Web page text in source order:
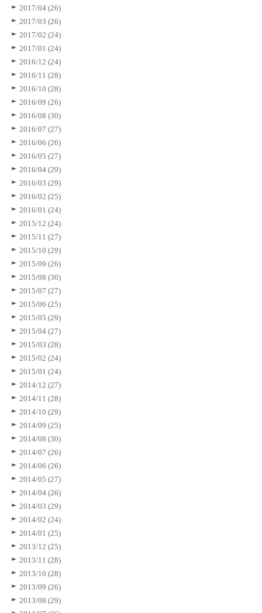
2017/04 (26)
2017/03 (26)
2017/02 (24)
2017/01 (24)
2016/12 (24)
2016/11 (28)
2016/10 (28)
2016/09 (26)
2016/08 (30)
2016/07 (27)
2016/06 (26)
2016/05 (27)
2016/04 (29)
2016/03 (29)
2016/02 (25)
2016/01 (24)
2015/12 (24)
2015/11 (27)
2015/10 (29)
2015/09 (26)
2015/08 (30)
2015/07 (27)
2015/06 (25)
2015/05 (29)
2015/04 (27)
2015/03 (28)
2015/02 (24)
2015/01 (24)
2014/12 (27)
2014/11 (28)
2014/10 (29)
2014/09 (25)
2014/08 (30)
2014/07 (26)
2014/06 (26)
2014/05 (27)
2014/04 (26)
2014/03 (29)
2014/02 (24)
2014/01 (25)
2013/12 (25)
2013/11 (28)
2013/10 (28)
2013/09 (26)
2013/08 (29)